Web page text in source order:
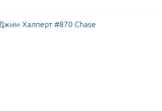
Халперт #870 Chase